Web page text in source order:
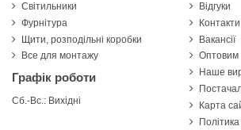
Світильники
Фурнітура
Щити, розподільні коробки
Все для монтажу
Графік роботи
Сб.-Вс.: Вихідні
Відгуки
Контакти
Вакансії
Оптовим
Наше
Карта